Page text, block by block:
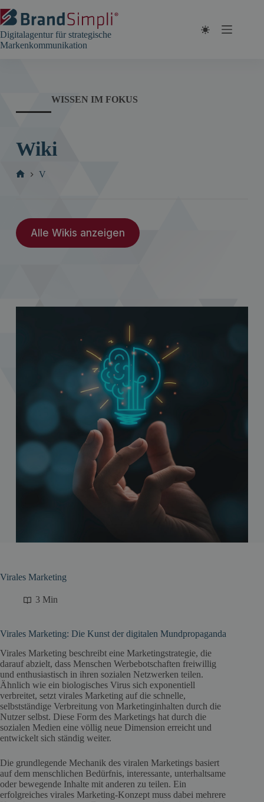
Inhalt
springen
Digitalagentur für strategische
Markenkommunikation
WISSEN IM FOKUS
Wiki
V
Alle Wikis anzeigen
Virales Marketing
3 Min
Virales Marketing: Die Kunst der digitalen Mundpropaganda
Virales Marketing beschreibt eine Marketingstrategie, die
darauf abzielt, dass Menschen Werbebotschaften freiwillig
und enthusiastisch in ihren sozialen Netzwerken teilen.
Ähnlich wie ein biologisches Virus sich exponentiell
verbreitet, setzt virales Marketing auf die schnelle,
selbstständige Verbreitung von Marketinginhalten durch die
Nutzer selbst. Diese Form des Marketings hat durch die
sozialen Medien eine völlig neue Dimension erreicht und
entwickelt sich ständig weiter.
Die grundlegende Mechanik des viralen Marketings basiert
auf dem menschlichen Bedürfnis, interessante, unterhaltsame
oder bewegende Inhalte mit anderen zu teilen. Ein
erfolgreiches virales Marketing-Konzept muss dabei mehrere